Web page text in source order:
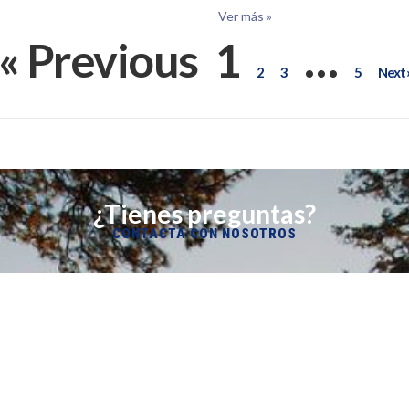
Ver más »
« Previous 1 2 3 … 5 Next
¿Tienes preguntas?
CONTACTA CON NOSOTROS